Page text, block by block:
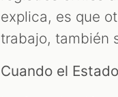
explica, es que
trabajo, también
Cuando el